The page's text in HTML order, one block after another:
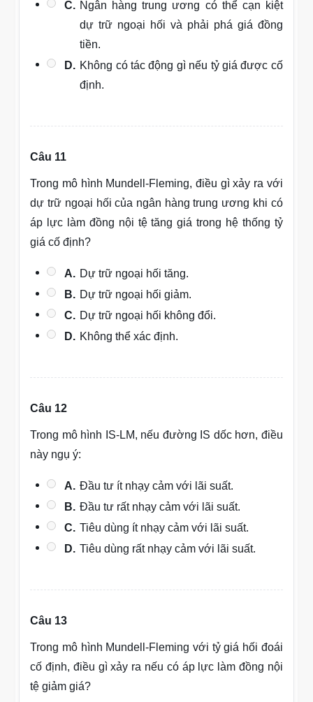
C. Ngân hàng trung ương có thể cạn kiệt
dự trữ ngoại hối và phải phá giá đồng
tiền.
D. Không có tác động gì nếu tỷ giá được cố
định.
Câu 11
Trong mô hình Mundell-Fleming, điều gì xảy ra với
dự trữ ngoại hối của ngân hàng trung ương khi có
áp lực làm đồng nội tệ tăng giá trong hệ thống tỷ
giá cố định?
A. Dự trữ ngoại hối tăng.
B. Dự trữ ngoại hối giảm.
C. Dự trữ ngoại hối không đổi.
D. Không thể xác định.
Câu 12
Trong mô hình IS-LM, nếu đường IS dốc hơn, điều
này ngụ ý:
A. Đầu tư ít nhạy cảm với lãi suất.
B. Đầu tư rất nhạy cảm với lãi suất.
C. Tiêu dùng ít nhạy cảm với lãi suất.
D. Tiêu dùng rất nhạy cảm với lãi suất.
Câu 13
Trong mô hình Mundell-Fleming với tỷ giá hối đoái
cố định, điều gì xảy ra nếu có áp lực làm đồng nội
tệ giảm giá?